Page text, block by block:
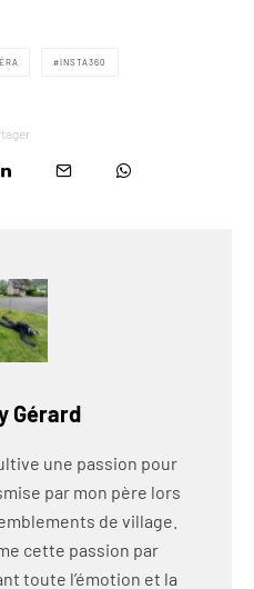
INSTA360
Gérard
une passion pour
par mon père lors
de village.
cette passion par
toute l’émotion et la